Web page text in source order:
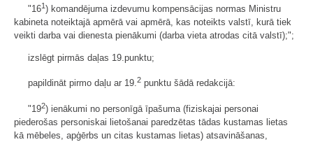
"161) komandējuma izdevumu kompensācijas normas Ministru
kabineta noteiktajā apmērā vai apmērā, kas noteikts valstī, kurā tiek
veikti darba vai dienesta pienākumi (darba vieta atrodas citā valstī);";
izslēgt pirmās daļas 19.punktu;
papildināt pirmo daļu ar 19.2 punktu šādā redakcijā:
"192) ienākumi no personīgā īpašuma (fiziskajai personai
piederošas personiskai lietošanai paredzētas tādas kustamas lietas
kā mēbeles, apģērbs un citas kustamas lietas) atsavināšanas,